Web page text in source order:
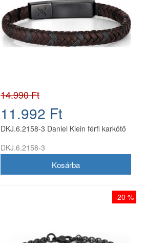
14.990 Ft
11.992 Ft
DKJ.6.2158-3 Daniel Klein férfi karkötő
DKJ.6.2158-3
-20 %